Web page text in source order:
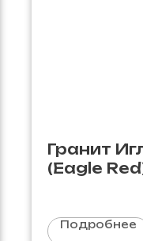
Гранит
(Eagle
Подробнее